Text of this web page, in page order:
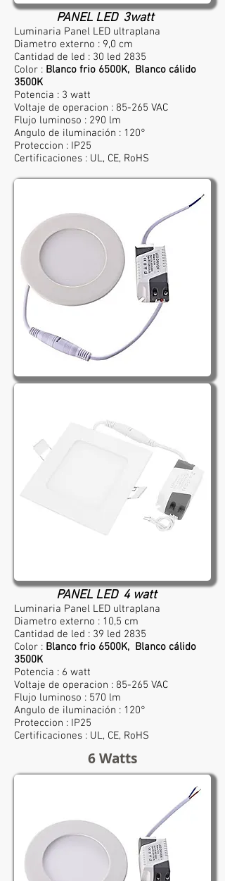
PANEL LED 4 watt
Luminaria Panel LED ultraplana
Diametro externo : 10,5 cm
Cantidad de led : 39 led 2835
Color : Blanco frio 6500K, Blanco cálido
3500K
Potencia : 6 watt
Voltaje de operacion : 85-265 VAC
Flujo luminoso : 570 lm
Angulo de iluminación : 120°
Proteccion : IP25
Certificaciones : UL, CE, RoHS
PANEL LED 3watt
Luminaria Panel LED ultraplana
Diametro externo : 9,0 cm
Cantidad de led : 30 led 2835
Color : Blanco frio 6500K, Blanco cálido
3500K
Potencia : 3 watt
Voltaje de operacion : 85-265 VAC
Flujo luminoso : 290 lm
Angulo de iluminación : 120°
Proteccion : IP25
Certificaciones : UL, CE, RoHS
6 Watts